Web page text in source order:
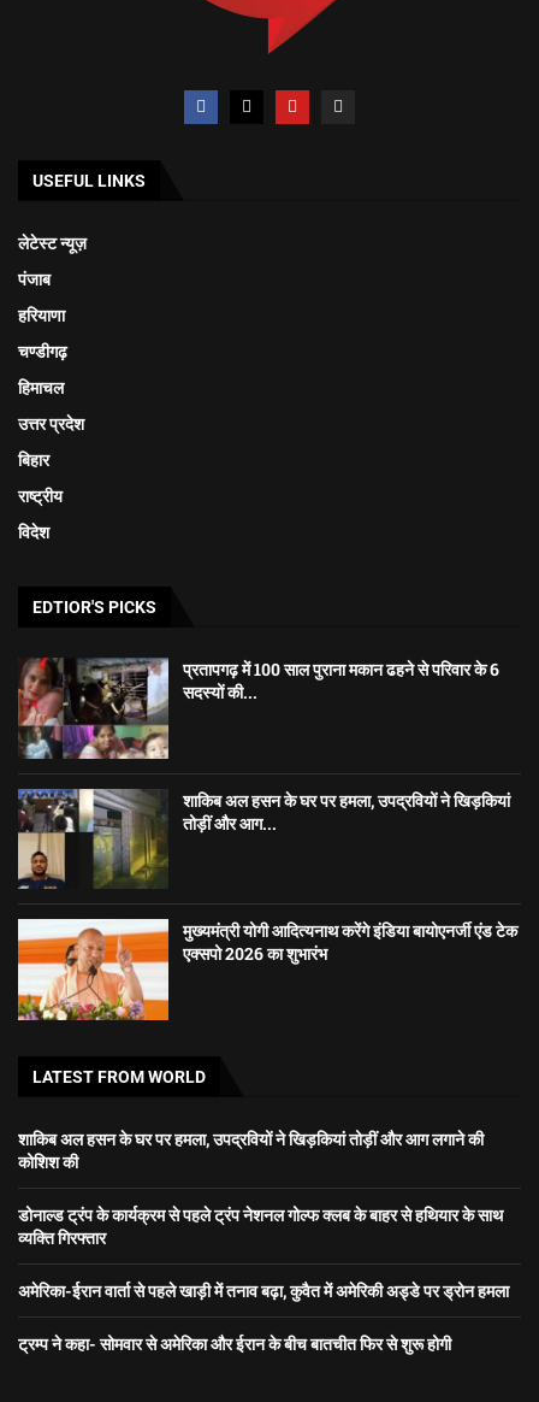
USEFUL LINKS
लेटेस्ट न्यूज़
पंजाब
हरियाणा
चण्डीगढ़
हिमाचल
उत्तर प्रदेश
बिहार
राष्ट्रीय
विदेश
EDTIOR'S PICKS
प्रतापगढ़ में 100 साल पुराना मकान ढहने से परिवार के 6
सदस्यों की...
शाकिब अल हसन के घर पर हमला, उपद्रवियों ने खिड़कियां
तोड़ीं और आग...
मुख्यमंत्री योगी आदित्यनाथ करेंगे इंडिया बायोएनर्जी एंड टेक
एक्सपो 2026 का शुभारंभ
LATEST FROM WORLD
शाकिब अल हसन के घर पर हमला, उपद्रवियों ने खिड़कियां तोड़ीं और आग लगाने की
कोशिश की
डोनाल्ड ट्रंप के कार्यक्रम से पहले ट्रंप नेशनल गोल्फ क्लब के बाहर से हथियार के साथ
व्यक्ति गिरफ्तार
अमेरिका-ईरान वार्ता से पहले खाड़ी में तनाव बढ़ा, कुवैत में अमेरिकी अड्डे पर ड्रोन हमला
ट्रम्प ने कहा- सोमवार से अमेरिका और ईरान के बीच बातचीत फिर से शुरू होगी